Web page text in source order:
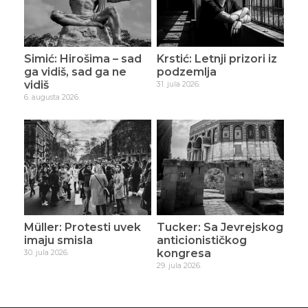
Simić: Hirošima – sad
ga vidiš, sad ga ne
vidiš
6. augusta 2026.
Krstić: Letnji prizori iz
podzemlja
31. jula 2026.
Müller: Protesti uvek
imaju smisla
30. jula 2026.
Tucker: Sa Jevrejskog
anticionističkog
kongresa
29. jula 2026.